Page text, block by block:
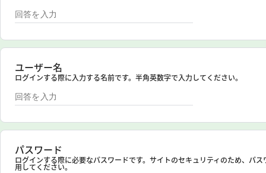
ユーザー名
ログインする際に入力する名前です。半角英数字で入力してください。
パスワード
ログインする際に必要なパスワードです。サイトのセキュリティのため、パ
用してください。